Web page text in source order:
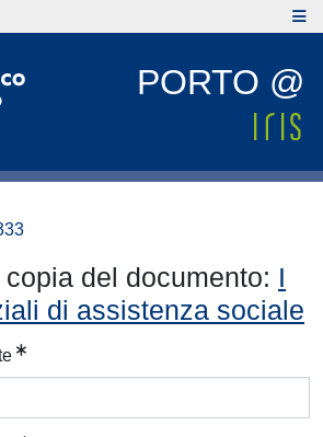
PORTO @
del documento: I
di assistenza sociale